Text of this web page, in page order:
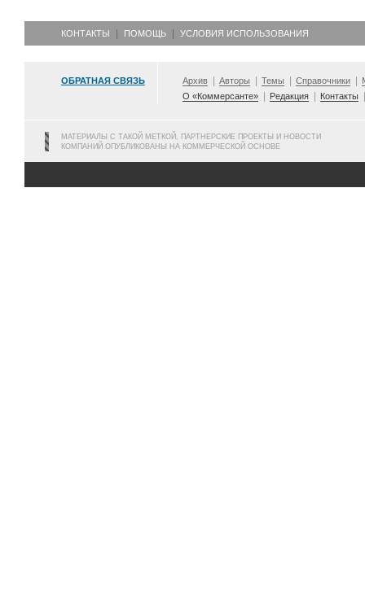
КОНТАКТЫ ПОМОЩЬ УСЛОВИЯ ИСПОЛЬЗОВАНИЯ
ОБРАТНАЯ СВЯЗЬ Архив Авторы Темы Справочники
О «Коммерсанте»
Редакция Контакты
МАТЕРИАЛЫ С ТАКОЙ МЕТКОЙ, ПАРТНЕРСКИЕ ПРОЕКТЫ И НОВОСТИ
КОМПАНИЙ ОПУБЛИКОВАНЫ НА КОММЕРЧЕСКОЙ ОСНОВЕ